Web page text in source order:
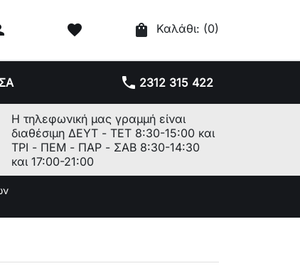
favorite shopping_bag Καλάθι: (0)
phone 2312 315 422
Η τηλεφωνική μας γραμμή είναι
διαθέσιμη ΔΕΥΤ - ΤΕΤ 8:30-15:00 και
ΤΡΙ - ΠΕΜ - ΠΑΡ - ΣΑΒ 8:30-14:30
και 17:00-21:00